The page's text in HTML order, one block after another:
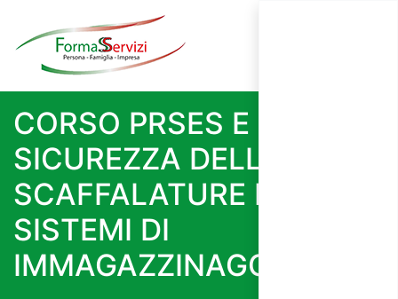
CORSO PRSES E
SICUREZZA DELLE
SCAFFALATURE E
SISTEMI DI
IMMAGAZZINAGGIO